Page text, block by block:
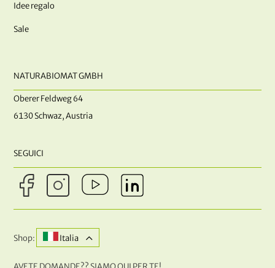
Idee regalo
Sale
NATURABIOMAT GMBH
Oberer Feldweg 64
6130 Schwaz, Austria
SEGUICI
Shop: Italia